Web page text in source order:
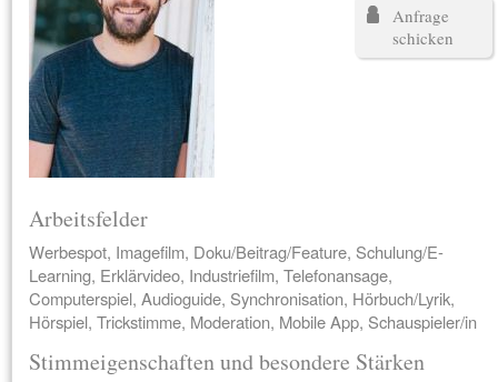
Anfrage
schicken
Arbeitsfelder
Werbespot, Imagefilm, Doku/Beitrag/Feature, Schulung/E-
Learning, Erklärvideo, Industriefilm, Telefonansage,
Computerspiel, Audioguide, Synchronisation, Hörbuch/Lyrik,
Hörspiel, Trickstimme, Moderation, Mobile App, Schauspieler/in
Stimmeigenschaften und besondere Stärken